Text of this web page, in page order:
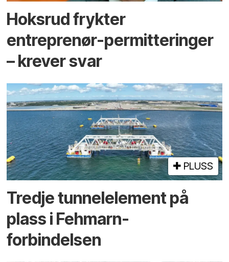
Hoksrud frykter
entreprenør-permitteringer
– krever svar
PLUSS
Tredje tunnel­element på
plass i Fehmarn-
forbindelsen